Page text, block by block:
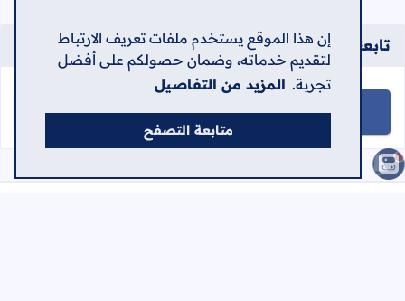
إن هذا الموقع يستخدم ملفات تعريف الارتباط
لتقديم خدماته، وضمان حصولكم على أفضل
تجربة. المزيد من التفاصيل
متابعة التصفح
تابعنا على
تابعنا على telegram